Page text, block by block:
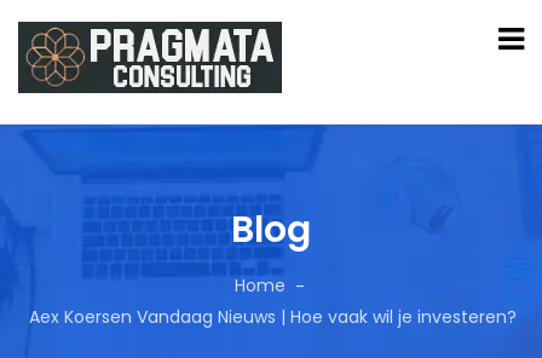
Blog
Home
Aex Koersen Vandaag Nieuws | Hoe vaak wil je investeren?